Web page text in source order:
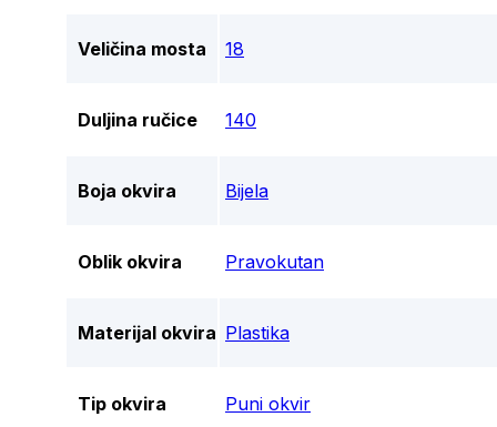
Veličina mosta 18
Duljina ručice 140
Boja okvira Bijela
Oblik okvira Pravokutan
Materijal okvira Plastika
Tip okvira Puni okvir